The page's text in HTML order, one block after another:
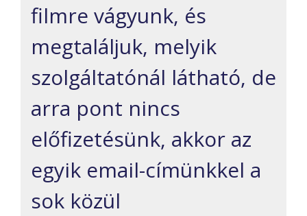
filmre vágyunk, és
megtaláljuk, melyik
szolgáltatónál látható, de
arra pont nincs
előfizetésünk, akkor az
egyik email-címünkkel a
sok közül